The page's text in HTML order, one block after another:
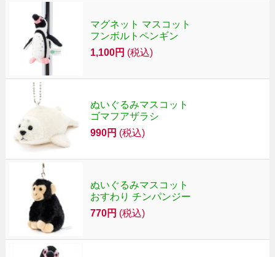
マグネット マスコット
フンボルトペンギン
1,100円 (税込)
ぬいぐるみマスコット
ゴマフアザラシ
990円 (税込)
ぬいぐるみマスコット
おすわり チンパンジー
770円 (税込)